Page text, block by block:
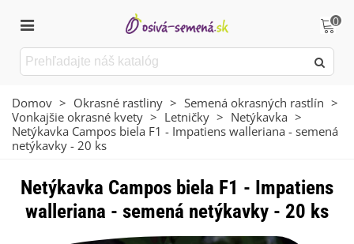
0
Domov > Okrasné rastliny > Semená okrasných rastlín >
Vonkajšie okrasné kvety > Letničky > Netýkavka >
Netýkavka Campos biela F1 - Impatiens walleriana - semená
netýkavky - 20 ks
Netýkavka Campos biela F1 - Impatiens
walleriana - semená netýkavky - 20 ks